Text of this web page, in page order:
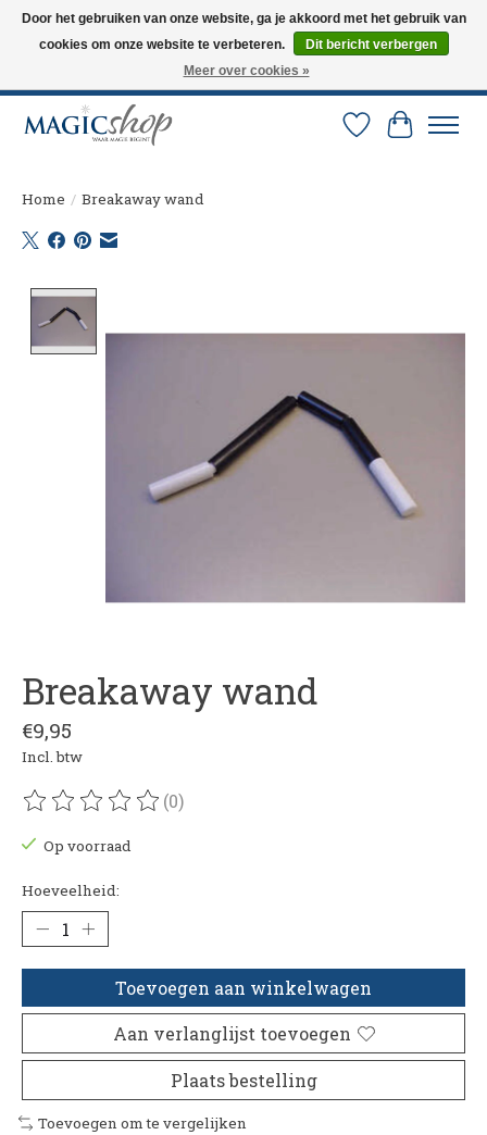
Altijd de nieuwste trucs op voorraad. Snelle verzending via PostNL en DHL.
Langskomen in onze winkel? Bel of mail om een afspraak te maken. 0251-
Verlanglijst
Home / Breakaway wand
Breakaway wand
€9,95
Incl. btw
De beoordeling van dit product is
(0)
Op voorraad
Hoeveelheid:
Toevoegen aan winkelwagen
Aan verlanglijst toevoegen
Plaats bestelling
Toevoegen om te vergelijken
Door het gebruiken van onze website, ga je akkoord met het gebruik van
cookies om onze website te verbeteren.
Dit bericht verbergen
Meer over cookies »